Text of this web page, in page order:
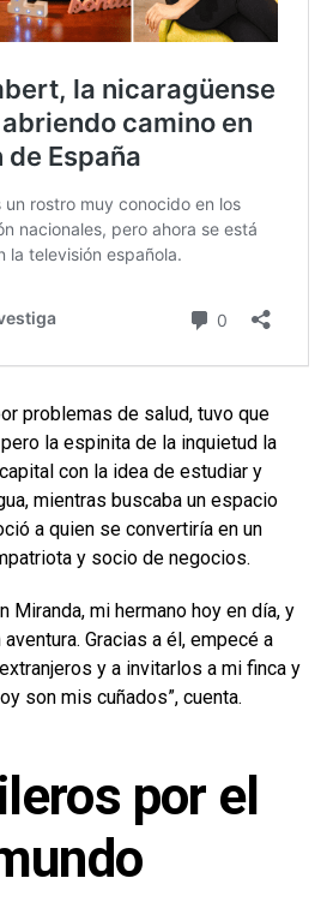
problemas de salud, tuvo que
la espinita de la inquietud la
con la idea de estudiar y
mientras buscaba un espacio
a quien se convertiría en un
y socio de negocios.
Miranda, mi hermano hoy en día, y
Gracias a él, empecé a
y a invitarlos a mi finca y
son mis cuñados”, cuenta.
por el